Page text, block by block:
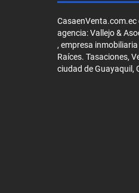
CasaenVenta.com.ec
agencia: Vallejo &
, empresa
Raíces. Tasaciones,
ciudad de Guayaquil,